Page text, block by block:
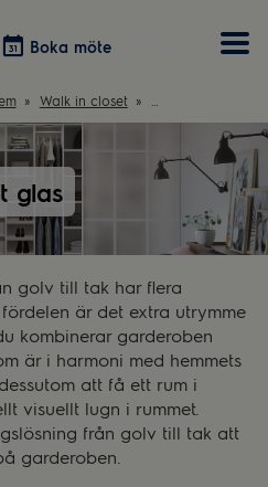
Boka möte
Walk in closet G3*4 Vit +
glas
golv till tak har flera
är det extra utrymme
kombinerar garderoben
är i harmoni med hemmets
att få ett rum i
visuellt lugn i rummet.
från golv till tak att
garderoben.